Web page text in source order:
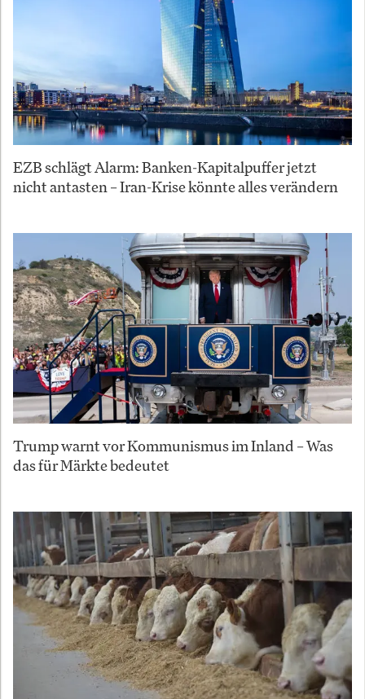
EZB schlägt Alarm: Banken-Kapitalpuffer jetzt
nicht antasten – Iran-Krise könnte alles verändern
Trump warnt vor Kommunismus im Inland – Was
das für Märkte bedeutet